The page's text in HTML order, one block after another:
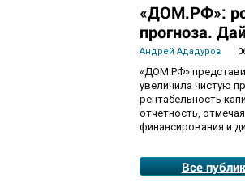
«ДОМ.РФ»:
прогноза.
Андрей Ададуров
«ДОМ.РФ»
увеличила чистую
рентабельность
отчетность,
финансирования и
Все